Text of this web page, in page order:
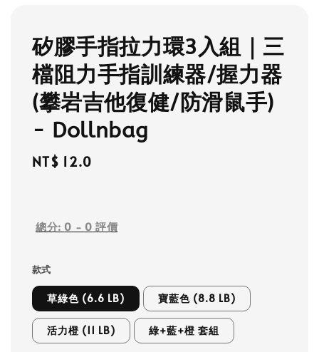
矽膠手指拉力環3入組｜三
檔阻力手指訓練器/握力器
(攀岩吉他復健/防滑鼠手)
- Dollnbag
Regular
NT$ 12.0
總分: 0 - 0 評價
款式
草綠色 (6.6 LB) 寶藍色 (8.8 LB)
活力橙 (11 LB) 綠+藍+橙 套組